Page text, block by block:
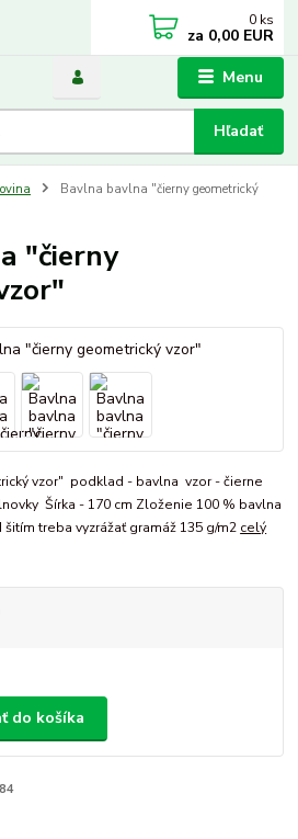
Menu
Hľadať
0 ks
za 0,00 EUR
Bavlna bavlna "čierny geometrický
"čierny
vzor" podklad - bavlna vzor - čierne
Šírka - 170 cm Zloženie 100 % bavlna
treba vyzrážať gramáž 135 g/m2 celý
do košíka